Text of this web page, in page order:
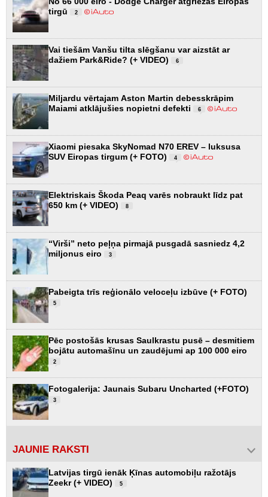
tirgū
2
Vai tiešām Vanšu tilta slēgšanu var aizstāt ar
dažiem Park&Ride? (+ VIDEO)
6
Miljardu vērtajam Aston Martin debesskrāpim
Maiami atklājušies nopietni defekti
6
Xiaomi piesaka SkyNomad N70 EREV – luksusa
SUV Eiropas tirgum (+ FOTO)
4
Elektriskais Škoda Peaq varēs nobraukt līdz pat
650 km (+ VIDEO)
8
“Virši” neto peļņa pirmajā pusgadā sasniedz 4,2
miljonus eiro
3
Pabeigta trīs reģionālo veloceļu izbūve (+ FOTO)
5
Pēc postošās krusas Saulkrastu pusē – desmitiem
bojātu automašīnu un zaudējumi ap 100 000 eiro
2
Fotogalerija: Jaunais Subaru Uncharted (+FOTO)
3
JAUNIE RAKSTI
Latvijas tirgū ienāk Ķīnas automobiļu ražotājs
Zeekr (+ VIDEO)
5